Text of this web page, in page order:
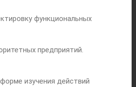
функциональных
предприятий.
изучения действий